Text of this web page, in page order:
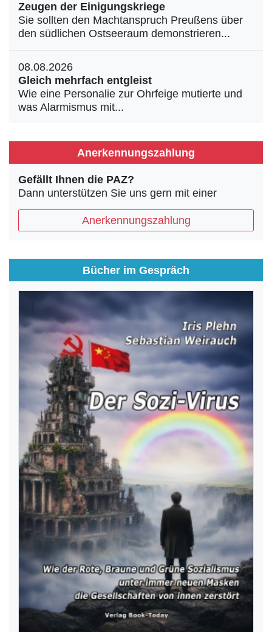
Zeugen der Einigungskriege
Sie sollten den Machtanspruch Preußens über
den südlichen Ostseeraum demonstrieren...
08.08.2026
Gleich mehrfach entgleist
Wie eine Personalie zur Ohrfeige mutierte und
was Alarmismus mit...
Anerkennungszahlung
Gefällt Ihnen die PAZ?
Dann unterstützen Sie uns gern mit einer
Anerkennungszahlung
Bücher im Gespräch